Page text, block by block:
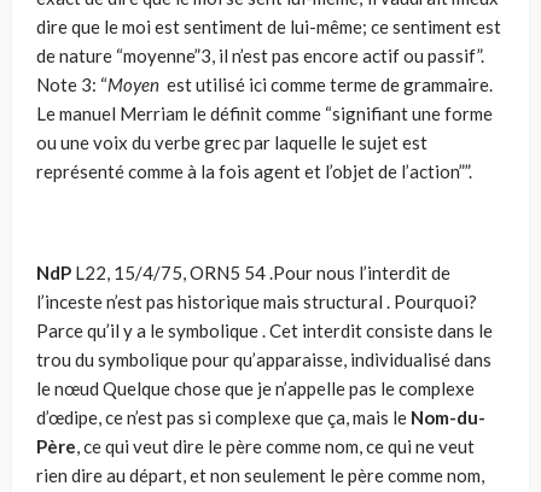
dire que le moi est sentiment de lui-même; ce sentiment est
de nature “moyenne”3, il n’est pas encore actif ou passif”.
Note 3: “Moyen est utilisé ici comme terme de grammaire.
Le manuel Merriam le définit comme “si­gnifiant une forme
ou une voix du verbe grec par la­quelle le sujet est
représenté comme à la fois agent et l’objet de l’action””.
NdP L22, 15/4/75, ORN5 54 .Pour nous l’interdit de
l’inceste n’est pas historique mais structural . Pourquoi?
Parce qu’il y a le symbolique . Cet interdit consiste dans le
trou du symbolique pour qu’apparaisse, individualisé dans
le nœud Quelque chose que je n’appelle pas le complexe
d’œdipe, ce n’est pas si complexe que ça, mais le Nom-du-
Père, ce qui veut dire le père comme nom, ce qui ne veut
rien dire au départ, et non seulement le père comme nom,